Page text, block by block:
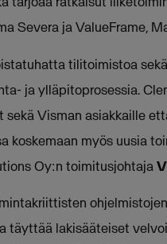
Severa ja ValueFrame,
tilitoimistoa
ja ylläpitoprosessia.
Visman asiakkaille
koskemaan myös uusia
Oy:n toimitusjohtaja
lakisääteiset